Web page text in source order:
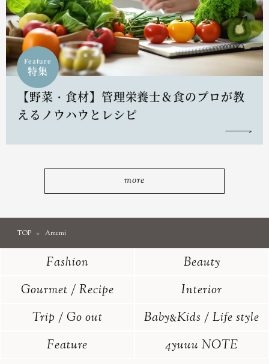
Feature
特集
【野菜・食材】管理栄養士＆食のプロが教
えるノウハウとレシピ
more
TOP Amemi
Fashion
Beauty
Gourmet / Recipe
Interior
Trip / Go out
Baby&Kids / Life style
Feature
4yuuu NOTE